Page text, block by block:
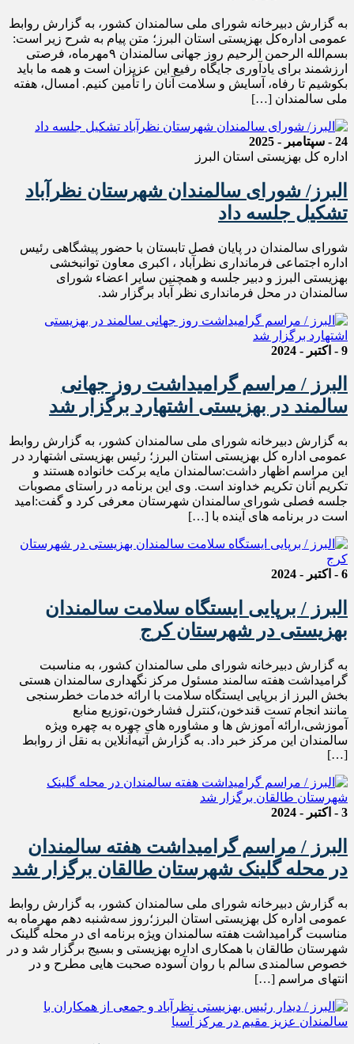
به گزارش دبیرخانه شورای ملی سالمندان کشور، به گزارش روابط
عمومی اداره‌کل بهزیستی استان البرز؛ متن پیام به شرح زیر است:
بسم‌الله الرحمن الرحیم روز جهانی سالمندان ۹مهرماه، فرصتی
ارزشمند برای یادآوری جایگاه رفیع این عزیزان است و همه ما باید
بکوشیم تا رفاه، آسایش و سلامت آنان را تأمین کنیم. امسال، هفته
ملی سالمندان […]
24 - سپتامبر - 2025
اداره کل بهزیستی استان البرز
البرز/ شورای سالمندان شهرستان نظرآباد
تشکیل جلسه داد
شورای سالمندان در پایان فصل تابستان با حضور پیشگاهی رئیس
اداره اجتماعی فرمانداری نظرآباد ، اکبری معاون توانبخشی
بهزیستی البرز و دبیر جلسه و همچنین سایر اعضاء شورای
سالمندان در محل فرمانداری نظر آباد برگزار شد.
9 - اکتبر - 2024
البرز / مراسم گرامیداشت روز جهانی
سالمند در بهزیستی اشتهارد برگزار شد
به گزارش دبیرخانه شورای ملی سالمندان کشور، ️به گزارش روابط
عمومی اداره کل بهزیستی استان البرز؛ رئیس بهزیستی اشتهارد در
این مراسم اظهار داشت:سالمندان مایه برکت خانواده هستند و
تکریم آنان تکریم خداوند است. وی این برنامه در راستای مصوبات
جلسه فصلی شورای سالمندان شهرستان معرفی کرد و گفت:امید
است در برنامه های آینده با […]
6 - اکتبر - 2024
البرز / برپایی ایستگاه سلامت سالمندان
بهزیستی در شهرستان کرج
به گزارش دبیرخانه شورای ملی سالمندان کشور، به مناسبت
گرامیداشت هفته سالمند مسئول مرکز نگهداری سالمندان هستی
بخش البرز از برپایی ایستگاه سلامت با ارائه خدمات خطرسنجی
مانند انجام تست قندخون،کنترل فشارخون،توزیع منابع
آموزشی،ارائه آموزش ها و مشاوره های چهره به چهره ویژه
سالمندان این مرکز خبر داد. به گزارش آتیه‌آنلاین به نقل از روابط
[…]
3 - اکتبر - 2024
البرز / مراسم گرامیداشت هفته سالمندان
در محله گلینک شهرستان طالقان برگزار شد
به گزارش دبیرخانه شورای ملی سالمندان کشور، به گزارش روابط
عمومی اداره کل بهزیستی استان البرز؛روز سه‌شنبه دهم مهرماه به
مناسبت گرامیداشت هفته سالمندان ویژه برنامه ای در محله گلینک
شهرستان طالقان با همکاری اداره بهزیستی و بسیج برگزار شد و در
خصوص سالمندی سالم با روان آسوده صحبت هایی مطرح و در
انتهای مراسم […]